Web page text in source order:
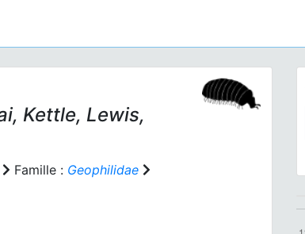
Kettle, Lewis,
Famille : Geophilidae